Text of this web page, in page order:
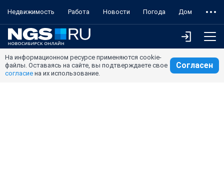
Недвижимость Работа Новости Погода Дом
На информационном ресурсе применяются cookie-
файлы. Оставаясь на сайте, вы подтверждаете свое
согласие на их использование.
Согласен